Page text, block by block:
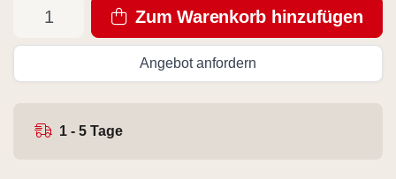
Zum Warenkorb hinzufügen
Angebot anfordern
1 - 5 Tage